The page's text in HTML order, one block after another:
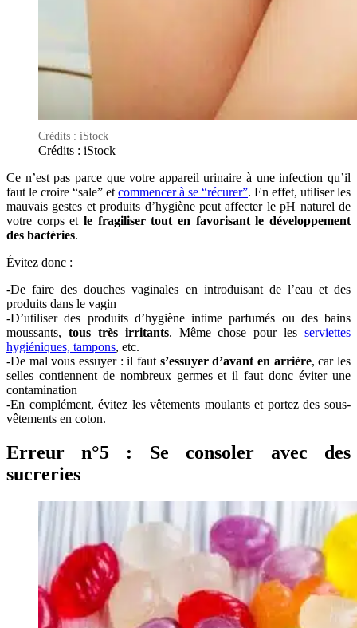
Crédits : iStock
Crédits : iStock
Ce n’est pas parce que votre appareil urinaire à une infection qu’il
faut le croire “sale” et commencer à se “récurer”. En effet, utiliser les
mauvais gestes et produits d’hygiène peut affecter le pH naturel de
votre corps et le fragiliser tout en favorisant le développement
des bactéries.
Évitez donc :
-De faire des douches vaginales en introduisant de l’eau et des
produits dans le vagin
-D’utiliser des produits d’hygiène intime parfumés ou des bains
moussants, tous très irritants. Même chose pour les serviettes
hygiéniques, tampons, etc.
-De mal vous essuyer : il faut s’essuyer d’avant en arrière, car les
selles contiennent de nombreux germes et il faut donc éviter une
contamination
-En complément, évitez les vêtements moulants et portez des sous-
vêtements en coton.
Erreur n°5 : Se consoler avec des
sucreries